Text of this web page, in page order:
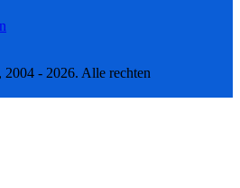
- 2026. Alle rechten